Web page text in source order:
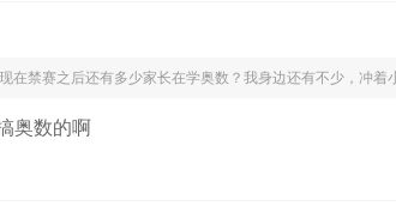
在禁赛之后还有多少家长在学奥数？我身边还有不少，冲着
奥数的啊